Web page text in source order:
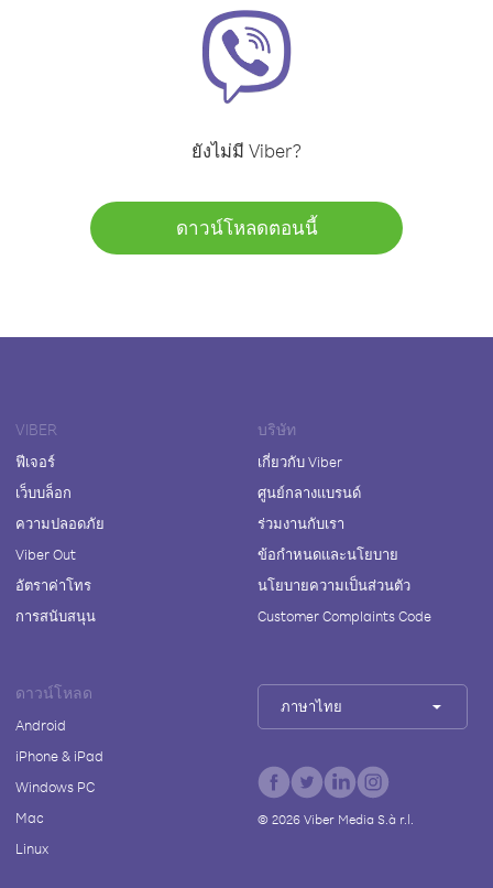
ยังไม่มี Viber?
ดาวน์โหลดตอนนี้
VIBER
ฟีเจอร์
เว็บบล็อก
ความปลอดภัย
Viber Out
อัตราค่าโทร
การสนับสนุน
บริษัท
เกี่ยวกับ Viber
ศูนย์กลางแบรนด์
ร่วมงานกับเรา
ข้อกำหนดและนโยบาย
นโยบายความเป็นส่วนตัว
Customer Complaints Code
ดาวน์โหลด
Android
iPhone & iPad
Windows PC
Mac
Linux
ภาษาไทย
© 2026Viber Media S.à r.l.